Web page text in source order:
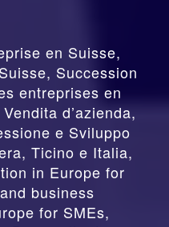
en Suisse,
Succession
entreprises en
d’azienda,
e Sviluppo
Ticino e Italia,
in Europe for
business
for SMEs,